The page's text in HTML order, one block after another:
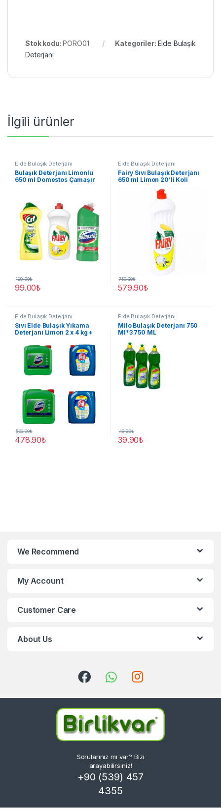
Stok kodu:PORO01 Kategoriler: Elde Bulaşık
Deterjanı
İlgili ürünler
Elde Bulaşık Deterjanı
Bulaşık Deterjanı Limonlu
650 ml Domestos Çamaşır
99.00₺
199.00₺
Elde Bulaşık Deterjanı
Fairy Sıvı Bulaşık Deterjanı
650 ml Limon 20’li Koli
579.90₺
750.00₺
Elde Bulaşık Deterjanı
Sıvı Elde Bulaşık Yıkama
Deterjanı Limon 2 x 4 kg +
Çam Ferahlığı 2 x 3,5 kg
478.90₺
500.00₺
Elde Bulaşık Deterjanı
Milo Bulaşık Deterjanı 750
Ml*3 750 ML
39.90₺
49.90₺
We Recommend
My Account
Customer Care
About Us
Sorularınız mı var? Bizi
arayabilirsiniz!
+90 (539) 457
4355